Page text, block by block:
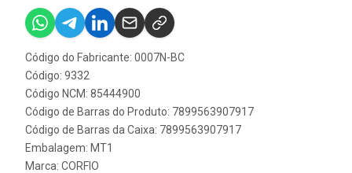
Código do Fabricante: 0007N-BC
Código: 9332
Código NCM: 85444900
Código de Barras do Produto: 7899563907917
Código de Barras da Caixa: 7899563907917
Embalagem: MT1
Marca: CORFIO